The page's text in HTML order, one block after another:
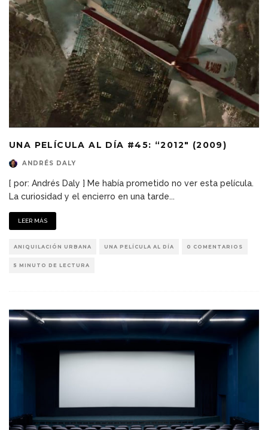
UNA PELÍCULA AL DÍA #45: “2012″ (2009)
ANDRÉS DALY
[ por: Andrés Daly ] Me había prometido no ver esta película.
La curiosidad y el encierro en una tarde...
LEER MÁS
ANIQUILACIÓN URBANA UNA PELÍCULA AL DÍA 0 COMENTARIOS
5 MINUTO DE LECTURA